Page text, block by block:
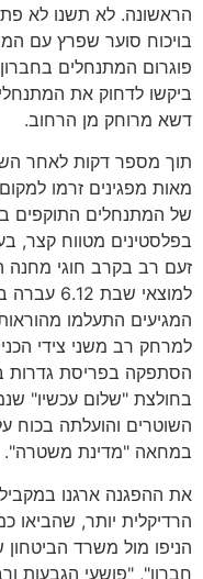
הראשונה. לא תשנו לא
בויכוח סוער שפרץ עם
פוגרום המתנחלים
ביקשו לדחוק את
דשא מרוחק מן הרחוב.
מאות מפגינים זרמו
של המתנחלים התוקפים
בפלסטינים מטווח קצר,
זעם רב בקרב חוגי מחנה
למוצאי
המגיעים התעלמו
למרחק רב משני צידי
הסתפקה בפריסת גדרות
בחולצת "שלום עכשיו"
השוטרים והועלתה בכוח
במחאה "מדינת משטרה".
את ההפגנה ארגנו
הרדיקלית יותר, שהביאו
הניפו מול משרד
חברון", "פושעי הגבעות